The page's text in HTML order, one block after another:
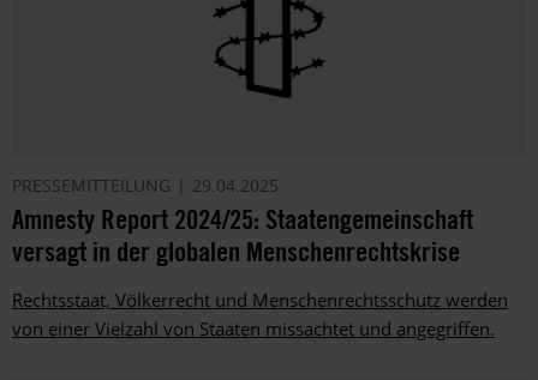
PRESSEMITTEILUNG 29.04.2025
Amnesty Report 2024/25: Staatengemeinschaft
versagt in der globalen Menschenrechtskrise
Rechtsstaat, Völkerrecht und Menschenrechtsschutz werden
von einer Vielzahl von Staaten missachtet und angegriffen.